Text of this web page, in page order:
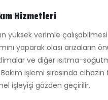
Hizmetleri
yüksek verimle
yaparak olası
ve diğer ısıtma-
işlemi sırasında
işleyişi gözden geçirilir.